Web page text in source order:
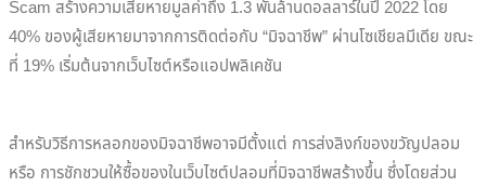
Scam สร้างความเสียหายมูลค่าถึง 1.3 พันล้านดอลลาร์ในปี 2022 โดย
40% ของผู้เสียหายมาจากการติดต่อกับ “มิจฉาชีพ” ผ่านโซเชียลมีเดีย ขณะ
ที่ 19% เริ่มต้นจากเว็บไซต์หรือแอปพลิเคชัน
สำหรับวิธีการหลอกของมิจฉาชีพอาจมีตั้งแต่ การส่งลิงก์ของขวัญปลอม
หรือ การชักชวนให้ซื้อของในเว็บไซต์ปลอมที่มิจฉาชีพสร้างขึ้น ซึ่งโดยส่วน